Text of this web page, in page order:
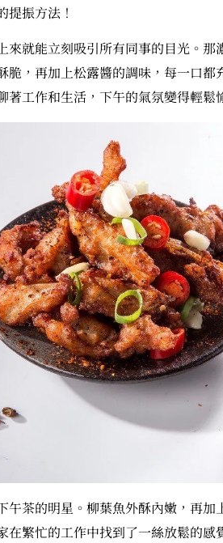
提振方法！
來就能立刻吸引所有同事的目光。
脆，再加上松露醬的調味，每一口
工作和生活，下午的氣氛變得輕鬆
午茶的明星。柳葉魚外酥內嫩，再
在繁忙的工作中找到了一絲放鬆的